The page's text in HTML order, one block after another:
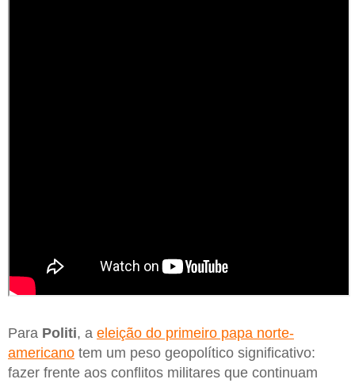
Para Politi, a eleição do primeiro papa norte-
americano tem um peso geopolítico significativo:
fazer frente aos conflitos militares que continuam